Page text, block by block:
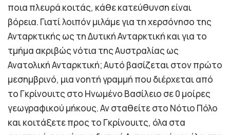
ποια πλευρά κοιτάς, κάθε κατεύθυνση είναι
βόρεια. Γιατί λοιπόν μιλάμε για τη χερσόνησο της
Ανταρκτικής ως τη Δυτική Ανταρκτική και για το
τμήμα ακριβώς νότια της Αυστραλίας ως
Ανατολική Ανταρκτική; Αυτό βασίζεται στον πρώτο
μεσημβρινό, μια νοητή γραμμή που διέρχεται από
το Γκρίνουιτς στο Ηνωμένο Βασίλειο σε 0 μοίρες
γεωγραφικού μήκους. Αν σταθείτε στο Νότιο Πόλο
και κοιτάξετε προς το Γκρίνουιτς, όλα στα